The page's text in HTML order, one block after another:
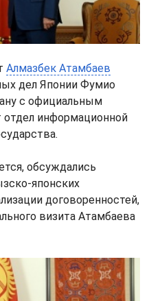
Алмазбек Атамбаев
дел Японии Фумио
с официальным
информационной
обсуждались
японских
договоренностей,
визита Атамбаева